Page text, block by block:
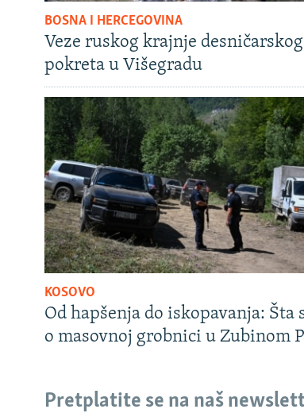
BOSNA I HERCEGOVINA
Veze ruskog krajnje desničarskog
pokreta u Višegradu
KOSOVO
Od hapšenja do iskopavanja: Šta
o masovnoj grobnici u Zubinom
Pretplatite se na naš